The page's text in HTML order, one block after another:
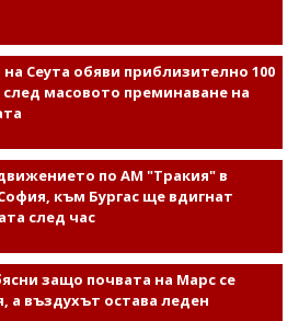
Сеута обяви приблизително 100
масовото преминаване на
по АМ "Тракия" в
към Бургас ще вдигнат
след час
защо почвата на Марс се
а въздухът остава леден